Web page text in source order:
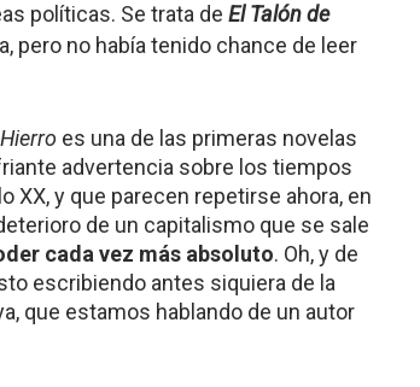
políticas. Se trata de El Talón de
pero no había tenido chance de leer
es una de las primeras novelas
advertencia sobre los tiempos
XX, y que parecen repetirse ahora, en
de un capitalismo que se sale
cada vez más absoluto. Oh, y de
escribiendo antes siquiera de la
que estamos hablando de un autor